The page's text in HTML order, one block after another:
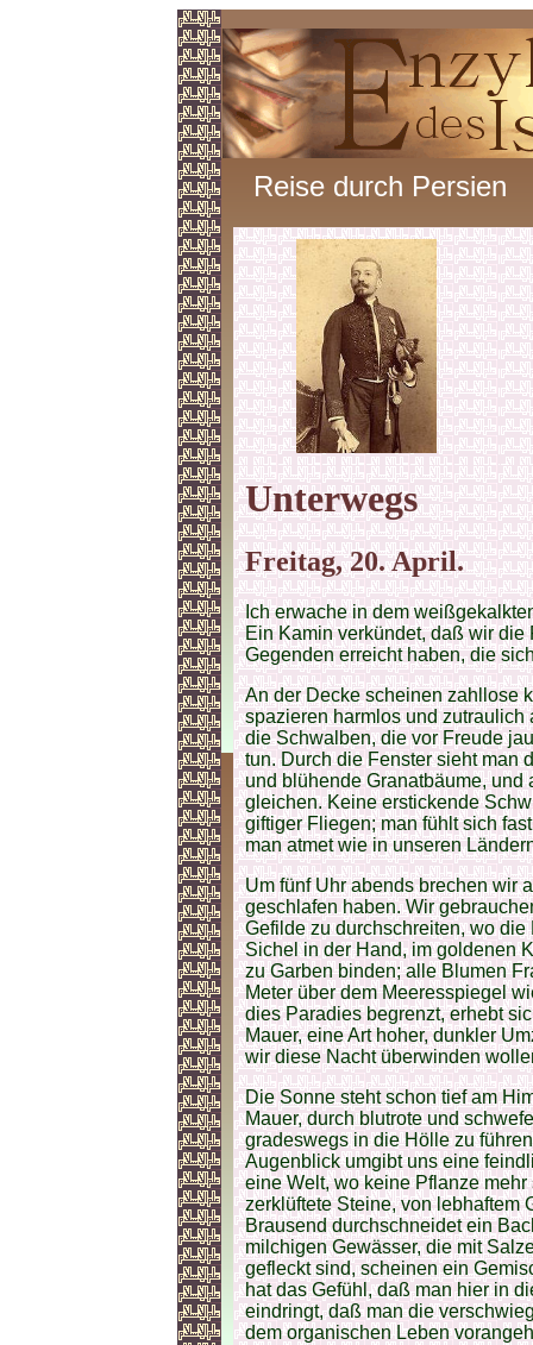
Reise durch Persien
Unterwegs
Freitag, 20. April.
Ich erwache in dem
Ein Kamin verkündet, daß wir
Gegenden erreicht haben, die
An der Decke scheinen zahllose
spazieren harmlos und
die Schwalben, die vor Freude
tun. Durch die Fenster sieht man
und blühende Granatbäume, und
gleichen. Keine erstickende
giftiger Fliegen; man fühlt sich
man atmet wie in unseren
Um fünf Uhr abends brechen wir
geschlafen haben. Wir
Gefilde zu durchschreiten, wo
Sichel in der Hand, im goldenen
zu Garben binden; alle Blumen
Meter über dem Meeresspiegel
dies Paradies begrenzt, erhebt
Mauer, eine Art hoher, dunkler
wir diese Nacht überwinden
Die Sonne steht schon tief am
Mauer, durch blutrote und
gradeswegs in die Hölle zu
Augenblick umgibt uns eine
eine Welt, wo keine Pflanze
zerklüftete Steine, von lebhaftem
Brausend durchschneidet ein
milchigen Gewässer, die mit
gefleckt sind, scheinen ein
hat das Gefühl, daß man hier in
eindringt, daß man die
dem organischen Leben